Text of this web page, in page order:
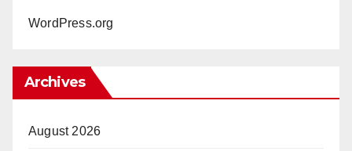
WordPress.org
Archives
August 2026